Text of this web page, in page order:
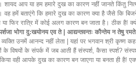
आप या हम हमारे दुख का कारण नहीं जानते किंतु
वह हमें बताएंगे कि हमारे दुख का कारण क्या है जैसे
फिर रात्रि में कोई अलग कारण बन जाता है। ठीक है!
भोगा दु:खयोनय एव ते | आद्यन्तवन्तः कौन्तेय न तेषु
उनमें आनन्द नहीं लेता | यहां पर भगवान श्री
के संपर्क में जब आती हैं संस्पर्श, कैसा स्पर्श?
आपके दुख का कारण बन जाएगा या बनता ही है!